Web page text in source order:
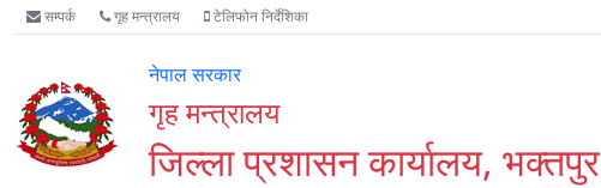
Accessibility
Mode
गर्नुहोस्
मुख्य
सामाग्री
मुख्य
नेभिगेसन
वेबसाइट
खोजमा
सम्पर्क गृह मन्त्रालय टेलिफोन निर्देशिका
नेपाल सरकार
गृह मन्त्रालय
जिल्ला प्रशासन कार्यालय, भक्तपुर